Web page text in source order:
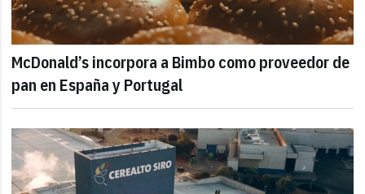
McDonald’s incorpora a Bimbo como proveedor de
pan en España y Portugal